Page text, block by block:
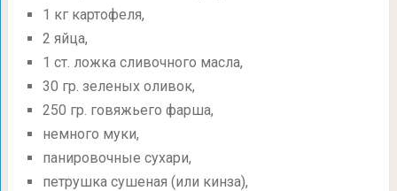
1 кг картофеля,
2 яйца,
1 ст. ложка сливочного масла,
30 гр. зеленых оливок,
250 гр. говяжьего фарша,
немного муки,
панировочные сухари,
петрушка сушеная (или кинза),